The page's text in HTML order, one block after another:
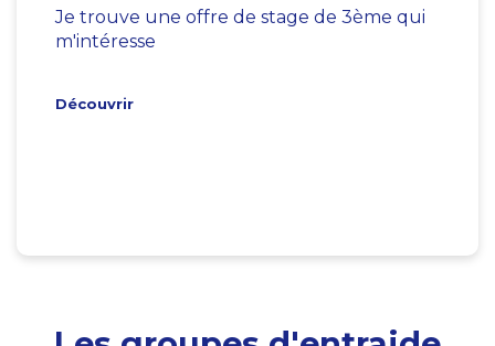
Je trouve une offre de stage de 3ème qui
m'intéresse
Découvrir